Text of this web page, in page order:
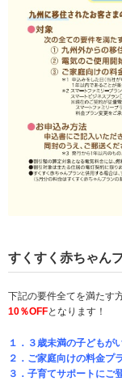
すくすく赤ちゃん
下記の要件全てを満たす
10％OFFとなります！
１．３歳未満の子どもが
２．ご家庭向けの料金プ
３．子育てサポートにご